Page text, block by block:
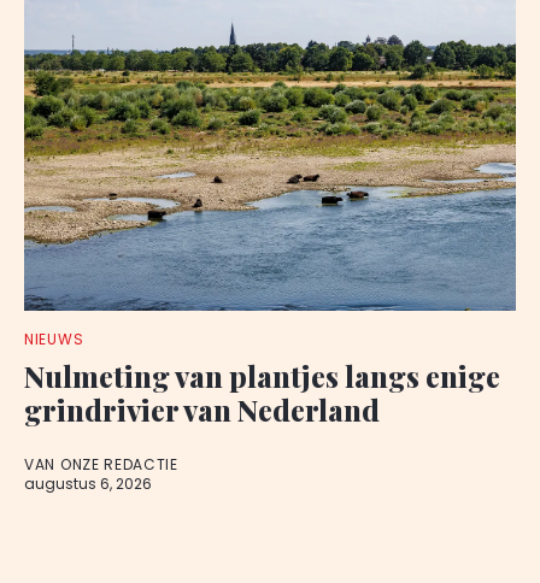
NIEUWS
Nulmeting van plantjes langs enige
grindrivier van Nederland
VAN ONZE REDACTIE
augustus 6, 2026